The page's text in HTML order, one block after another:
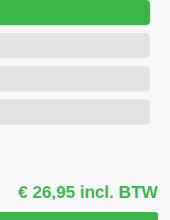
€ 26,95 incl. BTW